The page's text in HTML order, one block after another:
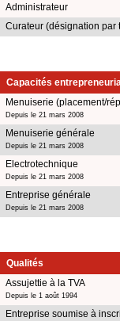
Administrateur
Curateur (désignation par
Capacités
Menuiserie (placement/
Depuis le 21 mars 2008
Menuiserie générale
Depuis le 21 mars 2008
Electrotechnique
Depuis le 21 mars 2008
Entreprise générale
Depuis le 21 mars 2008
Qualités
Assujettie à la TVA
Depuis le 1 août 1994
Entreprise soumise à